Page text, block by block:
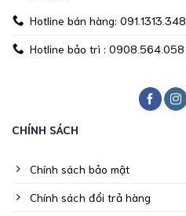
Hotline bán hàng: 091.1313.348
Hotline bảo trì : 0908.564.058
CHÍNH SÁCH
Chính sách bảo mật
Chính sách đổi trả hàng